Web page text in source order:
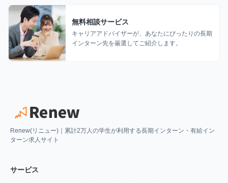
無料相談サービス
キャリアアドバイザーが、あなたにぴったりの長期
インターン先を厳選してご紹介します。
Renew(リニュー)｜累計2万人の学生が利用する長期インターン・有給イン
ターン求人サイト
サービス